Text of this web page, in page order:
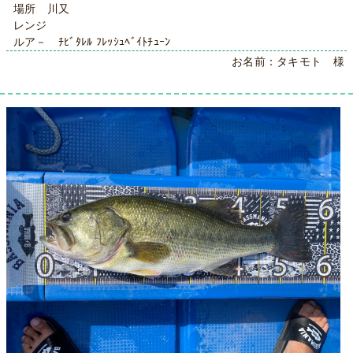
場所 川又
レンジ
ルア－ ﾁﾋﾞﾀﾚﾙ ﾌﾚｯｼｭﾍﾞｲﾄﾁｭｰﾝ
お名前：タキモト 様